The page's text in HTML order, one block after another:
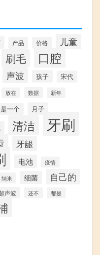
产品 价格 儿童
刷毛 口腔
声波 孩子 宋代
放在 数据 新年
是一个 月子
清洁 牙刷
牙龈
电池 疫情
纳米 细菌 自己的
声波 还不 都是